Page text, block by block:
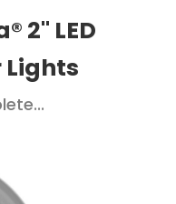
2" LED